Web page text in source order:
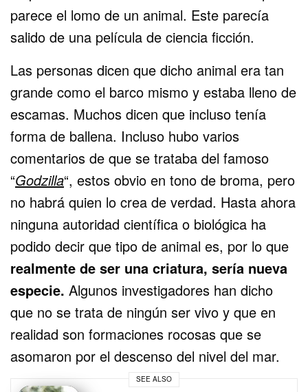
parece el lomo de un animal. Este parecía
salido de una película de ciencia ficción.
Las personas dicen que dicho animal era tan
grande como el barco mismo y estaba lleno de
escamas. Muchos dicen que incluso tenía
forma de ballena. Incluso hubo varios
comentarios de que se trataba del famoso
“Godzilla“, estos obvio en tono de broma, pero
no habrá quien lo crea de verdad. Hasta ahora
ninguna autoridad científica o biológica ha
podido decir que tipo de animal es, por lo que
realmente de ser una criatura, sería nueva
especie.Algunos investigadores han dicho
que no se trata de ningún ser vivo y que en
realidad son formaciones rocosas que se
asomaron por el descenso del nivel del mar.
SEE ALSO